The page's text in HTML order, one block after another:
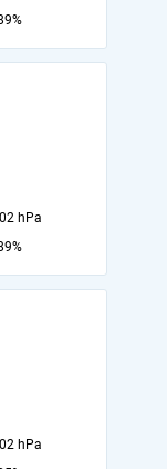
hPa
hPa